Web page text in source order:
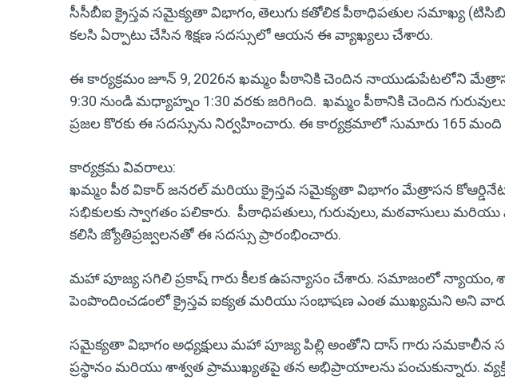
సీసీబీఐ క్రైస్తవ సమైక్యతా విభాగం, తెలుగు కతోలిక పీఠాధిపతుల సమాఖ్య
కలసి ఏర్పాటు చేసిన శిక్షణ సదస్సులో ఆయన ఈ వ్యాఖ్యలు చేశారు.
ఈ కార్యక్రమం జూన్ 9, 2026న ఖమ్మం పీఠానికి చెందిన నాయుడుపేటలోని
9:30 నుండి మధ్యాహ్నం 1:30 వరకు జరిగింది. ఖమ్మం పీఠానికి చెందిన
ప్రజల కొరకు ఈ సదస్సును నిర్వహించారు. ఈ కార్యక్రమాలో సుమారు 165 మంది
కార్యక్రమ వివరాలు:
ఖమ్మం పీఠ వికార్ జనరల్ మరియు క్రైస్తవ సమైక్యతా విభాగం మేత్రాసన
సభికులకు స్వాగతం పలికారు. పీఠాధిపతులు, గురువులు, మఠవాసులు
కలిసి జ్యోతిప్రజ్వలనతో ఈ సదస్సు ప్రారంభించారు.
మహా పూజ్య సగిలి ప్రకాష్ గారు కీలక ఉపన్యాసం చేశారు. సమాజంలో
పెంపొందించడంలో క్రైస్తవ ఐక్యత మరియు సంభాషణ ఎంత ముఖ్యమని అని వారు
సమైక్యతా విభాగం అధ్యక్షులు మహా పూజ్య పిల్లి అంతోని దాస్ గారు
ప్రస్థానం మరియు శాశ్వత ప్రాముఖ్యతపై తన అభిప్రాయాలను పంచుకున్నారు.